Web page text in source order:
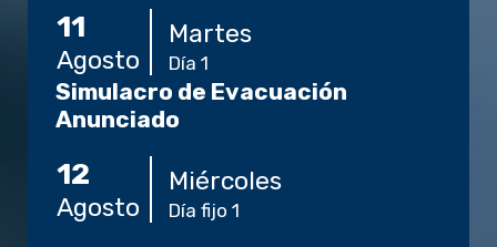
11
Agosto
Martes
Día 1
Simulacro de Evacuación
Anunciado
12
Agosto
Miércoles
Día fijo 1